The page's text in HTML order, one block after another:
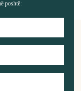
poshtë: